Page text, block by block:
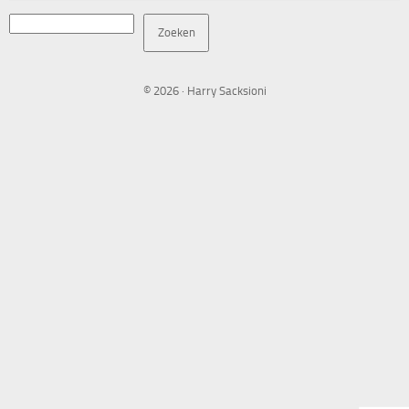
Zoeken
© 2026 · Harry Sacksioni